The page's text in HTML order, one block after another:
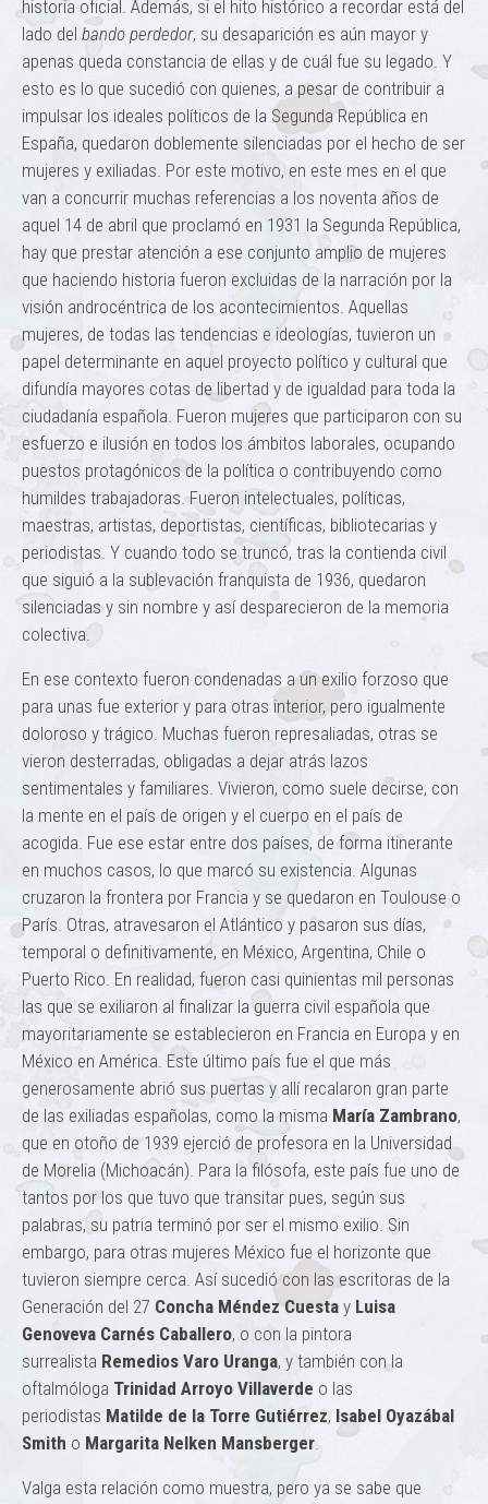
historia oficial. Además, si el hito histórico a recordar está del
lado del bando perdedor, su desaparición es aún mayor y
apenas queda constancia de ellas y de cuál fue su legado. Y
esto es lo que sucedió con quienes, a pesar de contribuir a
impulsar los ideales políticos de la Segunda República en
España, quedaron doblemente silenciadas por el hecho de ser
mujeres y exiliadas. Por este motivo, en este mes en el que
van a concurrir muchas referencias a los noventa años de
aquel 14 de abril que proclamó en 1931 la Segunda República,
hay que prestar atención a ese conjunto amplio de mujeres
que haciendo historia fueron excluidas de la narración por la
visión androcéntrica de los acontecimientos. Aquellas
mujeres, de todas las tendencias e ideologías, tuvieron un
papel determinante en aquel proyecto político y cultural que
difundía mayores cotas de libertad y de igualdad para toda la
ciudadanía española. Fueron mujeres que participaron con su
esfuerzo e ilusión en todos los ámbitos laborales, ocupando
puestos protagónicos de la política o contribuyendo como
humildes trabajadoras. Fueron intelectuales, políticas,
maestras, artistas, deportistas, científicas, bibliotecarias y
periodistas. Y cuando todo se truncó, tras la contienda civil
que siguió a la sublevación franquista de 1936, quedaron
silenciadas y sin nombre y así desparecieron de la memoria
colectiva.
En ese contexto fueron condenadas a un exilio forzoso que
para unas fue exterior y para otras interior, pero igualmente
doloroso y trágico. Muchas fueron represaliadas, otras se
vieron desterradas, obligadas a dejar atrás lazos
sentimentales y familiares. Vivieron, como suele decirse, con
la mente en el país de origen y el cuerpo en el país de
acogida. Fue ese estar entre dos países, de forma itinerante
en muchos casos, lo que marcó su existencia. Algunas
cruzaron la frontera por Francia y se quedaron en Toulouse o
París. Otras, atravesaron el Atlántico y pasaron sus días,
temporal o definitivamente, en México, Argentina, Chile o
Puerto Rico. En realidad, fueron casi quinientas mil personas
las que se exiliaron al finalizar la guerra civil española que
mayoritariamente se establecieron en Francia en Europa y en
México en América. Este último país fue el que más
generosamente abrió sus puertas y allí recalaron gran parte
de las exiliadas españolas, como la misma María Zambrano,
que en otoño de 1939 ejerció de profesora en la Universidad
de Morelia (Michoacán). Para la filósofa, este país fue uno de
tantos por los que tuvo que transitar pues, según sus
palabras, su patria terminó por ser el mismo exilio. Sin
embargo, para otras mujeres México fue el horizonte que
tuvieron siempre cerca. Así sucedió con las escritoras de la
Generación del 27 Concha Méndez Cuesta y Luisa
Genoveva Carnés Caballero, o con la pintora
surrealista Remedios Varo Uranga, y también con la
oftalmóloga Trinidad Arroyo Villaverde o las
periodistas Matilde de la Torre Gutiérrez, Isabel Oyazábal
Smith o Margarita Nelken Mansberger
Valga esta relación como muestra, pero ya se sabe que